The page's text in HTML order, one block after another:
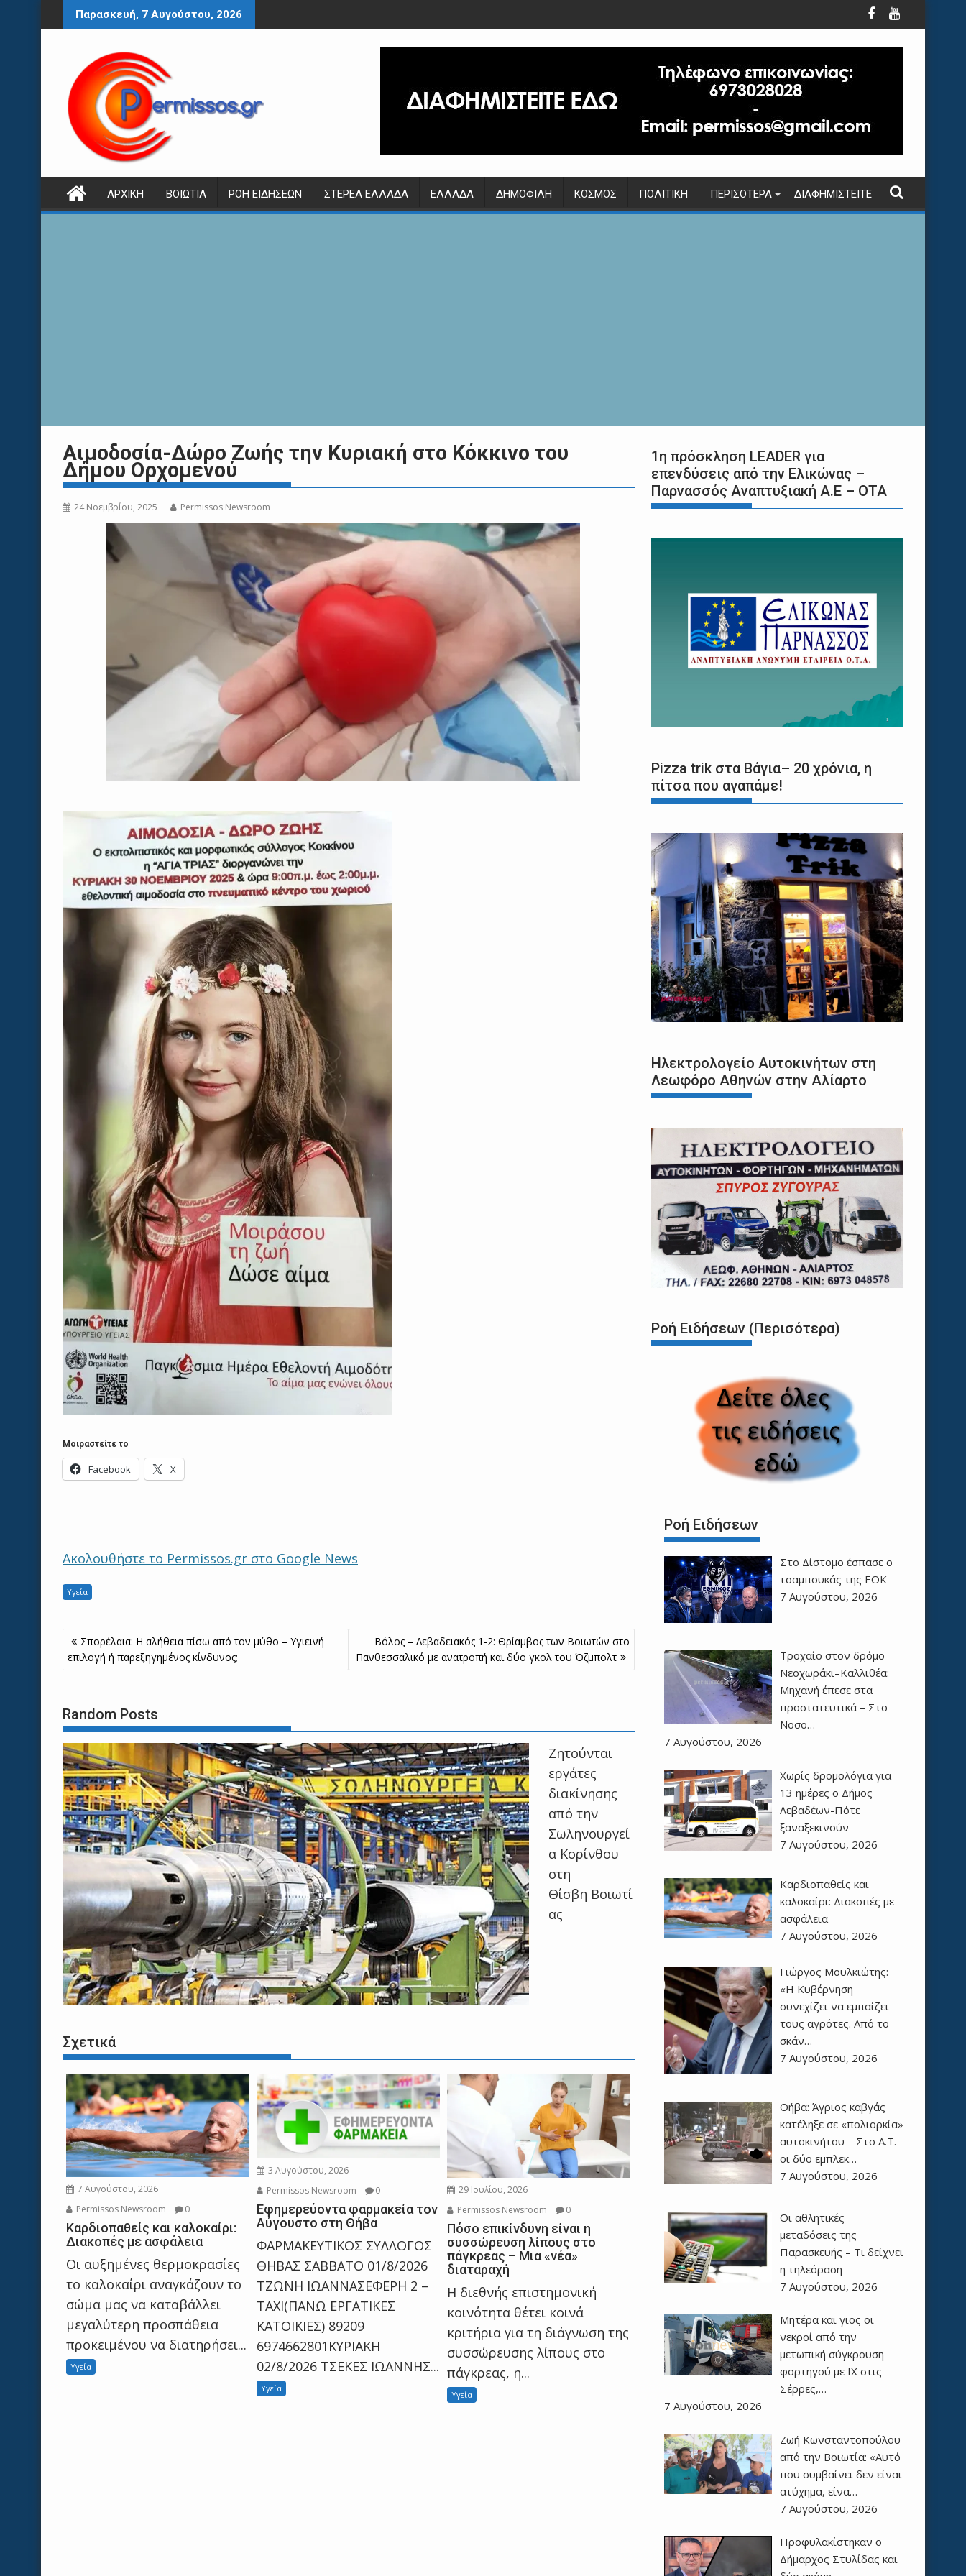
Περάστε
στο
Παρασκευή, 7 Αυγούστου, 2026
ΑΡΧΙΚΉ ΒΟΙΩΤΊΑ ΡΟΉ ΕΙΔΉΣΕΩΝ ΣΤΕΡΕΆ ΕΛΛΆΔΑ ΕΛΛΆΔΑ ΔΗΜΟΦΙΛΉ ΚΌΣΜΟΣ ΠΟΛΙΤΙΚΉ ΠΕΡΙΣΌΤΕΡΑ ΔΙΑΦΗΜΙΣΤΕΊΤΕ
Αιμοδοσία-Δώρο Ζωής την Κυριακή στο Κόκκινο του
Δήμου Ορχομενού
24 Νοεμβρίου, 2025 Permissos Newsroom
Μοιραστείτε το
Facebook X
Ακολουθήστε το Permissos.gr στο Google News
Υγεία
Πλοήγηση
άρθρων
Σπορέλαια: Η αλήθεια πίσω από τον μύθο – Yγιεινή
επιλογή ή παρεξηγημένος κίνδυνος;
Βόλος – Λεβαδειακός 1-2: Θρίαμβος των Βοιωτών στο
Πανθεσσαλικό με ανατροπή και δύο γκολ του Όζμπολτ
Random Posts
Ζητούνται
εργάτες
διακίνησης
από την
Σωληνουργεί
α Κορίνθου
στη
Θίσβη Βοιωτί
ας
Σχετικά
7 Αυγούστου, 2026
Permissos Newsroom
0
Καρδιοπαθείς και καλοκαίρι:
Διακοπές με ασφάλεια
Οι αυξημένες θερμοκρασίες
το καλοκαίρι αναγκάζουν το
σώμα μας να καταβάλλει
μεγαλύτερη προσπάθεια
προκειμένου να διατηρήσει...
Υγεία
3 Αυγούστου, 2026
Permissos Newsroom
0
Εφημερεύοντα φαρμακεία τον
Αύγουστο στη Θήβα
ΦΑΡΜΑΚΕΥΤΙΚΟΣ ΣΥΛΛΟΓΟΣ
ΘΗΒΑΣ ΣΑΒΒΑΤΟ 01/8/2026
ΤΖΩΝΗ ΙΩΑΝΝΑΣΕΦΕΡΗ 2 –
ΤΑΧΙ(ΠΑΝΩ ΕΡΓΑΤΙΚΕΣ
ΚΑΤΟΙΚΙΕΣ) 89209
6974662801ΚΥΡΙΑΚΗ
02/8/2026 TΣΕΚΕΣ ΙΩΑΝΝΗΣ...
Υγεία
29 Ιουλίου, 2026
Permissos Newsroom
0
Πόσο επικίνδυνη είναι η
συσσώρευση λίπους στο
πάγκρεας – Μια «νέα»
διαταραχή
Η διεθνής επιστημονική
κοινότητα θέτει κοινά
κριτήρια για τη διάγνωση της
συσσώρευσης λίπους στο
πάγκρεας, η...
Υγεία
1η πρόσκληση LEADER για
επενδύσεις από την Ελικώνας –
Παρνασσός Αναπτυξιακή Α.Ε – ΟΤΑ
Pizza trik στα Βάγια– 20 χρόνια, η
πίτσα που αγαπάμε!
Ηλεκτρολογείο Αυτοκινήτων στη
Λεωφόρο Αθηνών στην Αλίαρτο
Ροή Ειδήσεων (Περισότερα)
Ροή Ειδήσεων
Στο Δίστομο έσπασε ο
τσαμπουκάς της ΕΟΚ
7 Αυγούστου, 2026
Τροχαίο στον δρόμο
Νεοχωράκι–Καλλιθέα:
Μηχανή έπεσε στα
προστατευτικά – Στο
Νοσο…
7 Αυγούστου, 2026
Χωρίς δρομολόγια για
13 ημέρες ο Δήμος
Λεβαδέων-Πότε
ξαναξεκινούν
7 Αυγούστου, 2026
Καρδιοπαθείς και
καλοκαίρι: Διακοπές με
ασφάλεια
7 Αυγούστου, 2026
Γιώργος Μουλκιώτης:
«Η Κυβέρνηση
συνεχίζει να εμπαίζει
τους αγρότες. Από το
σκάν…
7 Αυγούστου, 2026
Θήβα: Άγριος καβγάς
κατέληξε σε «πολιορκία»
αυτοκινήτου – Στο Α.Τ.
οι δύο εμπλεκ…
7 Αυγούστου, 2026
Οι αθλητικές
μεταδόσεις της
Παρασκευής – Τι δείχνει
η τηλεόραση
7 Αυγούστου, 2026
Μητέρα και γιος οι
νεκροί από την
μετωπική σύγκρουση
φορτηγού με ΙΧ στις
Σέρρες,…
7 Αυγούστου, 2026
Ζωή Κωνσταντοπούλου
από την Βοιωτία: «Αυτό
που συμβαίνει δεν είναι
ατύχημα, είνα…
7 Αυγούστου, 2026
Προφυλακίστηκαν ο
Δήμαρχος Στυλίδας και